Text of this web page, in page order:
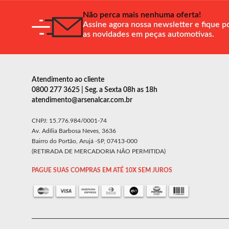
Não perca mais nenhuma oferta!
Assine agora nossa newsletter e fique
as novidades em peças automotivas.
Atendimento ao cliente
0800 277 3625 | Seg. a Sexta 08h as 18h
atendimento@arsenalcar.com.br
CNPJ: 15.776.984/0001-74
Av. Adília Barbosa Neves, 3636
Bairro do Portão, Arujá -SP, 07413-000
(RETIRADA DE MERCADORIA NÃO PERMITIDA)
PAGUE SUAS COMPRAS EM ATÉ 10X SEM JUROS